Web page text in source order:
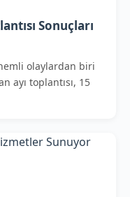
Sonuçları
olaylardan biri
ayı toplantısı, 15